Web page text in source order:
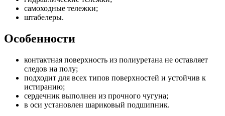
самоходные тележки;
штабелеры.
Особенности
контактная поверхность из полиуретана не оставляет
следов на полу;
подходит для всех типов поверхностей и устойчив к
истиранию;
сердечник выполнен из прочного чугуна;
в оси установлен шариковый подшипник.